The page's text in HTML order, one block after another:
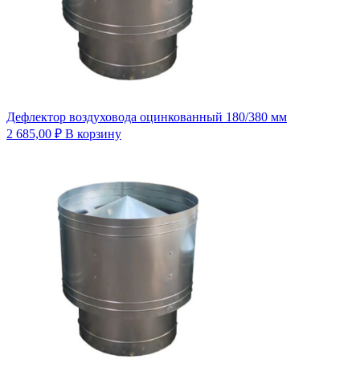
Дефлектор воздуховода оцинкованный 180/380 мм
2 685,00 ₽ В корзину